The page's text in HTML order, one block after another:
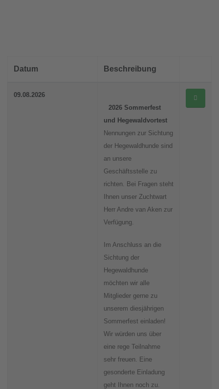
Datum Beschreibung
09.08.2026
2026 Sommerfest
und Hegewaldvortest
Nennungen zur Sichtung
der Hegewaldhunde sind
an unsere
Geschäftsstelle zu
richten. Bei Fragen steht
Ihnen unser Zuchtwart
Herr Andre van Aken zur
Verfügung.
Im Anschluss an die
Sichtung der
Hegewaldhunde
möchten wir alle
Mitglieder gerne zu
unserem diesjährigen
Sommerfest einladen!
Wir würden uns über
eine rege Teilnahme
sehr freuen. Eine
gesonderte Einladung
geht Ihnen noch zu.